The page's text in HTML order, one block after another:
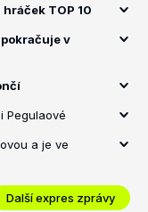
TOP 10
v
Pegulaové
a je ve
Další expres zprávy